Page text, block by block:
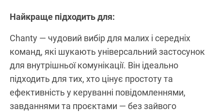
Найкраще підходить для:
Chanty — чудовий вибір для малих і середніх
команд, які шукають універсальний застосунок
для внутрішньої комунікації. Він ідеально
підходить для тих, хто цінує простоту та
ефективність у керуванні повідомленнями,
завданнями та проєктами — без зайвого